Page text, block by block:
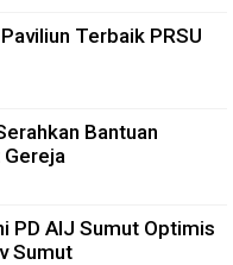
Terbaik PRSU
Bantuan
PD AIJ Sumut Optimis
Sumut